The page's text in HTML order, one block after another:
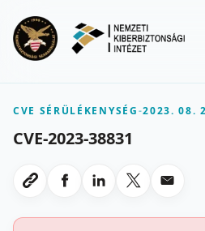
CVE SÉRÜLÉKENYSÉG-2023. 08.
CVE-2023-38831
Link masolasa
Megosztas Facebookon
MegosztasMegosztas